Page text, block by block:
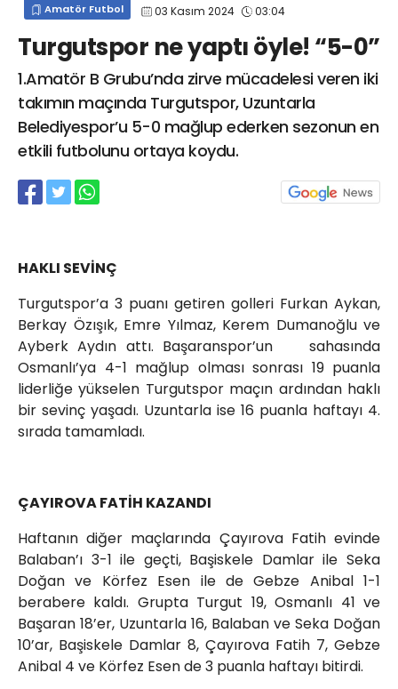
Amatör Futbol 03 Kasım 2024 03:04
Turgutspor ne yaptı öyle! “5-0”
1.Amatör B Grubu’nda zirve mücadelesi veren iki
takımın maçında Turgutspor, Uzuntarla
Belediyespor’u 5-0 mağlup ederken sezonun en
etkili futbolunu ortaya koydu.
HAKLI SEVİNÇ
Turgutspor’a 3 puanı getiren golleri Furkan Aykan,
Berkay Özışık, Emre Yılmaz, Kerem Dumanoğlu ve
Ayberk Aydın attı. Başaranspor’un sahasında
Osmanlı’ya 4-1 mağlup olması sonrası 19 puanla
liderliğe yükselen Turgutspor maçın ardından haklı
bir sevinç yaşadı. Uzuntarla ise 16 puanla haftayı 4.
sırada tamamladı.
ÇAYIROVA FATİH KAZANDI
Haftanın diğer maçlarında Çayırova Fatih evinde
Balaban’ı 3-1 ile geçti, Başiskele Damlar ile Seka
Doğan ve Körfez Esen ile de Gebze Anibal 1-1
berabere kaldı. Grupta Turgut 19, Osmanlı 41 ve
Başaran 18’er, Uzuntarla 16, Balaban ve Seka Doğan
10’ar, Başiskele Damlar 8, Çayırova Fatih 7, Gebze
Anibal 4 ve Körfez Esen de 3 puanla haftayı bitirdi.
info@spor41.com